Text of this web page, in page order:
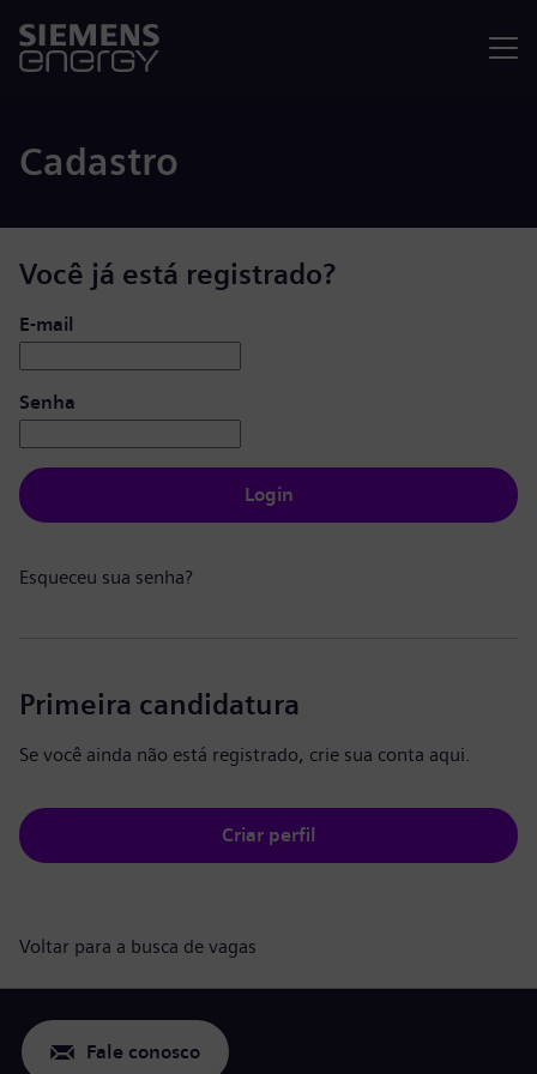
Cadastro
Você já está registrado?
Login: usuário e senha
E-mail
Senha
Login
Esqueceu sua senha?
Primeira candidatura
Se você ainda não está registrado, crie sua conta aqui.
Criar perfil
Voltar para a busca de vagas
Fale conosco